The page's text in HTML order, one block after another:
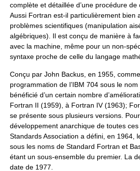
complète et détaillée d’une procédure de
Aussi Fortran est-il particulièrement bien
problèmes scientifiques (manipulation
algébriques). Il est conçu de manière à
avec la machine, même pour un non-
syntaxe proche de celle du langage
Conçu par John Backus, en 1955,
programmation de l’IBM 704 sous le
bénéficié d’un certain nombre
Fortran II (1959), à Fortran IV (1963);
se présente sous plusieurs versions.
développement anarchique de toutes ces
Standards Association a défini, en 1964,
sous les noms de Standard Fortran et
étant un sous-ensemble du premier. La
date de 1977.